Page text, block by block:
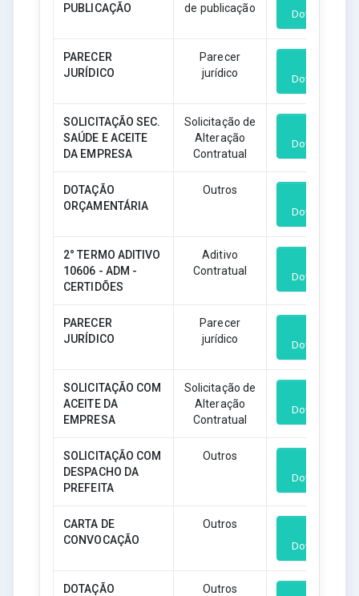
PUBLICAÇÃO
de publicação
Download
PARECER
JURÍDICO
Parecer
jurídico
Download
SOLICITAÇÃO SEC.
SAÚDE E ACEITE
DA EMPRESA
Solicitação de
Alteração
Contratual
Download
DOTAÇÃO
ORÇAMENTÁRIA
Outros
Download
2° TERMO ADITIVO
10606 - ADM -
CERTIDÕES
Aditivo
Contratual
Download
PARECER
JURÍDICO
Parecer
jurídico
Download
SOLICITAÇÃO COM
ACEITE DA
EMPRESA
Solicitação de
Alteração
Contratual
Download
SOLICITAÇÃO COM
DESPACHO DA
PREFEITA
Outros
Download
CARTA DE
CONVOCAÇÃO
Outros
Download
DOTAÇÃO
Outros